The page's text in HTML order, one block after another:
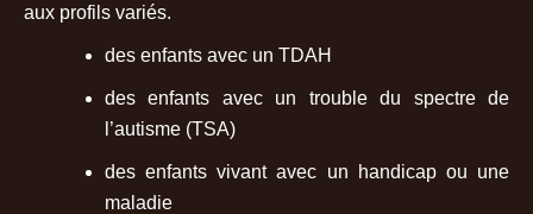
aux profils variés.
des enfants avec un TDAH
des enfants avec un trouble du spectre de
l’autisme (TSA)
des enfants vivant avec un handicap ou une
maladie